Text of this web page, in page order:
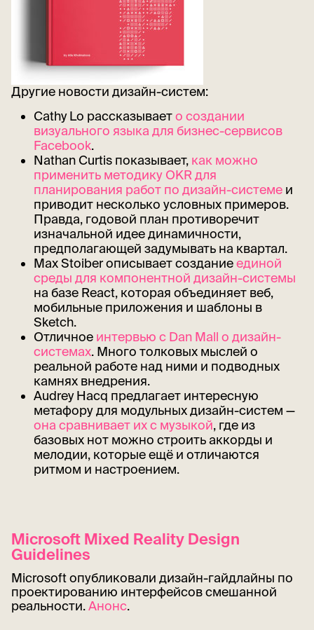
Другие новости дизайн-систем:
Cathy Lo рассказываето создании
визуального языка для бизнес-сервисов
Facebook.
Nathan Curtis показывает, как можно
применить методику OKR для
планирования работ по дизайн-системеи
приводит несколько условных примеров.
Правда, годовой план противоречит
изначальной идее динамичности,
предполагающей задумывать на квартал.
Max Stoiber описывает созданиеединой
среды для компонентной дизайн-системы
на базе React, которая объединяет веб,
мобильные приложения и шаблоны в
Sketch.
Отличное интервью с Dan Mall о дизайн-
системах. Много толковых мыслей о
реальной работе над ними и подводных
камнях внедрения.
Audrey Hacq предлагает интересную
метафору для модульных дизайн-систем —
она сравнивает их с музыкой, где из
базовых нот можно строить аккорды и
мелодии, которые ещё и отличаются
ритмом и настроением.
Microsoft Mixed Reality Design
Guidelines
Microsoft опубликовали дизайн-гайдлайны по
проектированию интерфейсов смешанной
реальности.Анонс.